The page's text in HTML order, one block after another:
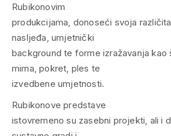
Rubikonovim
produkcijama, donoseći svoja
nasljeđa, umjetnički
background te forme izražavanja kao
mima, pokret, ples te
izvedbene umjetnosti.
Rubikonove predstave
istovremeno su zasebni projekti, ali i